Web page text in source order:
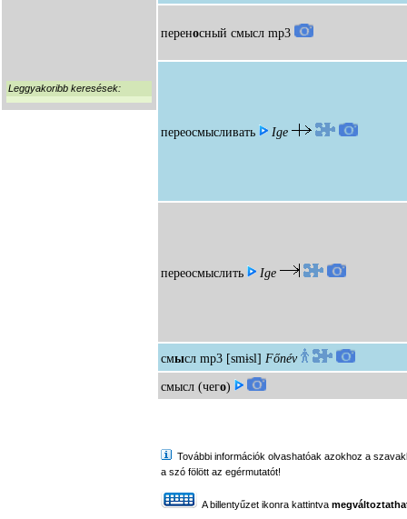
Leggyakoribb keresések:
переносный смысл mp3
переосмысливать Ige
переосмыслить Ige
смысл mp3 [smɨsl] Főnév
смысл (чего)
További információk olvashatóak azokhoz a
a szó fölött az egérmutatót!
A billentyűzet ikonra kattintva